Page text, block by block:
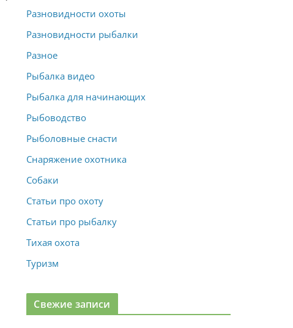
Разновидности охоты
Разновидности рыбалки
Разное
Рыбалка видео
Рыбалка для начинающих
Рыбоводство
Рыболовные снасти
Снаряжение охотника
Собаки
Статьи про охоту
Статьи про рыбалку
Тихая охота
Туризм
Свежие записи